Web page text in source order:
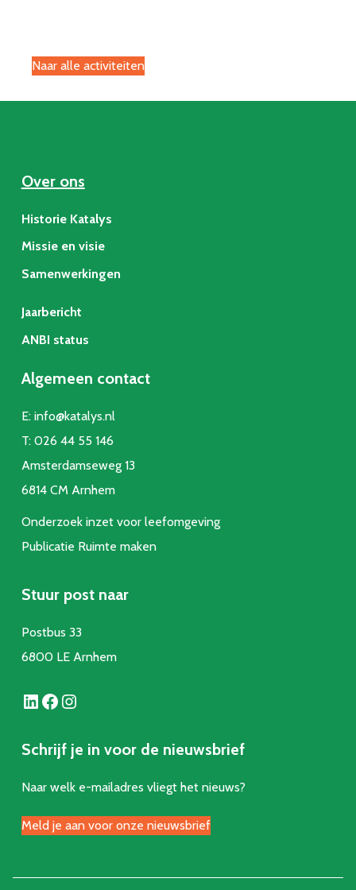
Naar alle activiteiten
Over ons
Historie Katalys
Missie en visie
Samenwerkingen
Jaarbericht
ANBI status
Algemeen contact
E: info@katalys.nl
T: 026 44 55 146
Amsterdamseweg 13
6814 CM Arnhem
Onderzoek inzet voor leefomgeving
Publicatie Ruimte maken
Stuur post naar
Postbus 33
6800 LE Arnhem
LinkedIn Facebook Instagram
Schrijf je in voor de nieuwsbrief
Naar welk e-mailadres vliegt het nieuws?
Meld je aan voor onze nieuwsbrief